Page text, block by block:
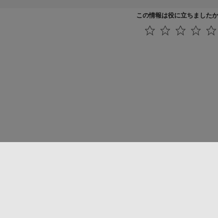
この情報は役に立ちました